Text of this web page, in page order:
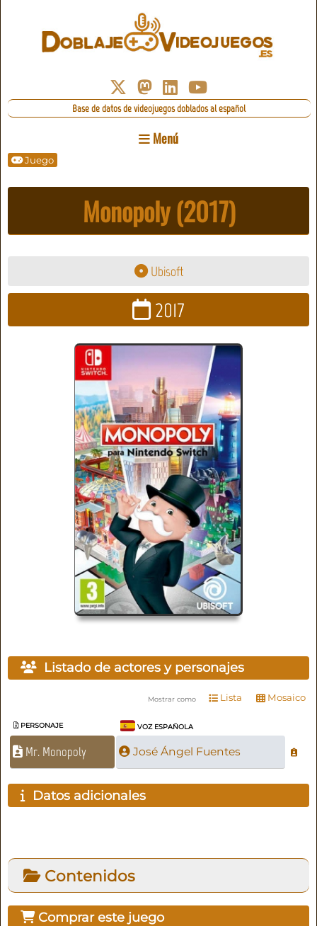
Base de datos de videojuegos doblados al español
Menú
Juego
Monopoly (2017)
Ubisoft
2017
Listado de actores y personajes
Mostrar como Lista Mosaico
PERSONAJE VOZ ESPAÑOLA
Mr. Monopoly José Ángel Fuentes
Datos adicionales
Contenidos
Comprar este juego